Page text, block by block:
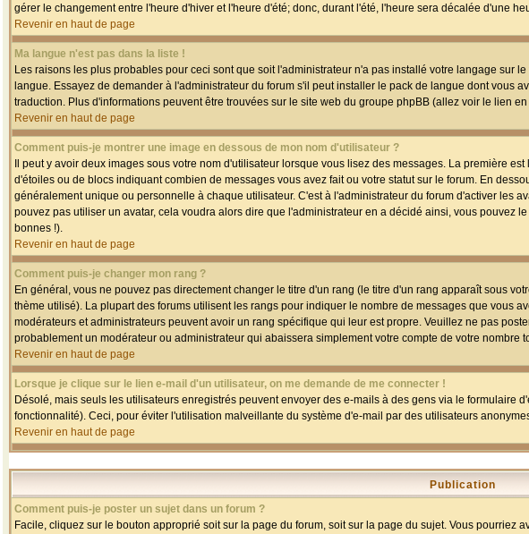
gérer le changement entre l'heure d'hiver et l'heure d'été; donc, durant l'été, l'heure sera décalée d'une
Revenir en haut de page
Ma langue n'est pas dans la liste !
Les raisons les plus probables pour ceci sont que soit l'administrateur n'a pas installé votre langage sur
langue. Essayez de demander à l'administrateur du forum s'il peut installer le pack de langue dont vous
traduction. Plus d'informations peuvent être trouvées sur le site web du groupe phpBB (allez voir le lien
Revenir en haut de page
Comment puis-je montrer une image en dessous de mon nom d'utilisateur ?
Il peut y avoir deux images sous votre nom d'utilisateur lorsque vous lisez des messages. La première
d'étoiles ou de blocs indiquant combien de messages vous avez fait ou votre statut sur le forum. En
généralement unique ou personnelle à chaque utilisateur. C'est à l'administrateur du forum d'activer les
pouvez pas utiliser un avatar, cela voudra alors dire que l'administrateur en a décidé ainsi, vous pouvez
bonnes !).
Revenir en haut de page
Comment puis-je changer mon rang ?
En général, vous ne pouvez pas directement changer le titre d'un rang (le titre d'un rang apparaît sous
thème utilisé). La plupart des forums utilisent les rangs pour indiquer le nombre de messages que vous
modérateurs et administrateurs peuvent avoir un rang spécifique qui leur est propre. Veuillez ne pas
probablement un modérateur ou administrateur qui abaissera simplement votre compte de votre nombre
Revenir en haut de page
Lorsque je clique sur le lien e-mail d'un utilisateur, on me demande de me connecter !
Désolé, mais seuls les utilisateurs enregistrés peuvent envoyer des e-mails à des gens via le formulaire
fonctionnalité). Ceci, pour éviter l'utilisation malveillante du système d'e-mail par des utilisateurs
Revenir en haut de page
Publication
Comment puis-je poster un sujet dans un forum ?
Facile, cliquez sur le bouton approprié soit sur la page du forum, soit sur la page du sujet. Vous